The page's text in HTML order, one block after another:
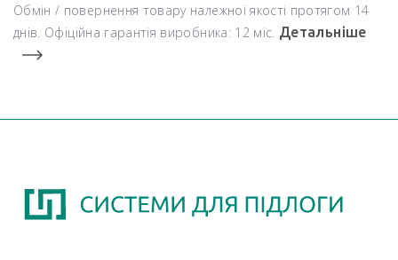
Обмін / повернення товару належної якості протягом 14
днів. Офіційна гарантія виробника: 12 міс. Детальніше